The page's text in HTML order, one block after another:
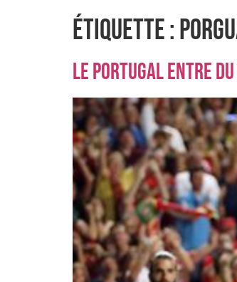
Étiquette :
Le Portugal entre du